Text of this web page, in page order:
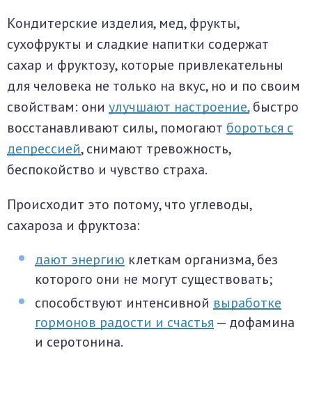
Кондитерские изделия, мед, фрукты,
сухофрукты и сладкие напитки содержат
сахар и фруктозу, которые привлекательны
для человека не только на вкус, но и по своим
свойствам: они улучшают настроение,быстро
восстанавливают силы, помогают бороться с
депрессией, снимают тревожность,
беспокойство и чувство страха.
Происходит это потому, что углеводы,
сахароза и фруктоза:
дают энергию клеткам организма, без
которого они не могут существовать;
способствуют интенсивной выработке
гормонов радости и счастья — дофамина
и серотонина.